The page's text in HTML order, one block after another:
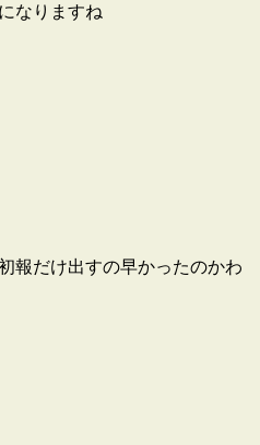
なりますね
報だけ出すの早かったのかわ